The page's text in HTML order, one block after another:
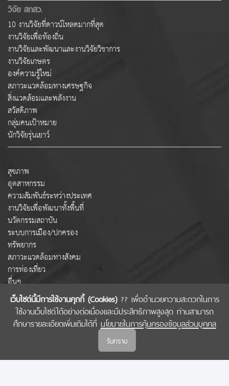
เว็บไซต์นี้มีการใช้งานคุกกี้ (Cookies)?? เพื่ออำนวยความสะดวกในการ
ใช้งานเว็บไซต์ได้อย่างต่อเนื่องและมีประสิทธิภาพสูงสุด ท่านสามารถ
ศึกษารายละเอียดเพิ่มเติมได้ที่ นโยบายในการคุ้มครองข้อมูลส่วนบุคคล
รับทราบ
วิจัย สกสว.
10 งานวิจัยที่ดาวน์โหลดมากที่สุด
งานวิจัยเพื่อท้องถิ่น
งานวิจัยและพัฒนาและงานวิจัยวิชาการ
งานวิจัยเกษตร
องค์ความรู้ใหม่
สภาวะแวดล้อมทางเศรษฐกิจ
สิ่งแวดล้อมและพลังงาน
สวัสดิภาพ
กลุ่มคนเป้าหมาย
นักวิจัยรุ่นเยาว์
สุขภาพ
อุตสาหกรรม
ความสัมพันธ์ระหว่างประเทศ
งานวิจัยเพื่อพัฒนาทั้งพื้นที่
นวัตกรรมสถาบัน
ระบบการเมือง/ปกครอง
ทรัพยากร
สภาวะแวดล้อมทางสังคม
การท่องเที่ยว
อื่นๆ
COPYRIGHT © 2022 สำนักงานคณะกรรมการส่งเสริมวิทยาศาสตร์ วิจัยและนวัตกรรม
(สกสว.)
นโยบายในการคุ้มครองข้อมูลส่วนบุคคล